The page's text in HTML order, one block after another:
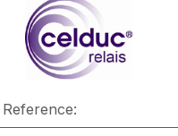
Reference: